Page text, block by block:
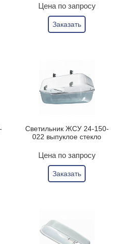
Цена по запросу
Заказать
Светильник ЖСУ 24-150-
022 выпуклое стекло
Цена по запросу
Заказать